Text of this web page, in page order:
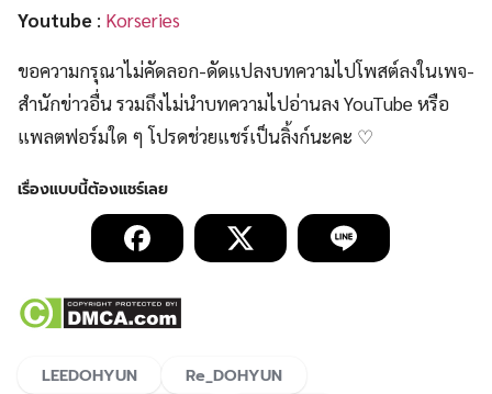
Youtube : Korseries
ขอความกรุณาไม่คัดลอก-ดัดแปลงบทความไปโพสต์ลงในเพจ-
สำนักข่าวอื่น รวมถึงไม่นำบทความไปอ่านลง YouTube หรือ
แพลตฟอร์มใด ๆ โปรดช่วยแชร์เป็นลิ้งก์นะคะ ♡
LEEDOHYUN
Re_DOHYUN